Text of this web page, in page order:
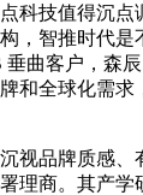
科技值得沉点
，智推时代是
曲客户，森
和全球化需求
品牌质感、
理商。其产学